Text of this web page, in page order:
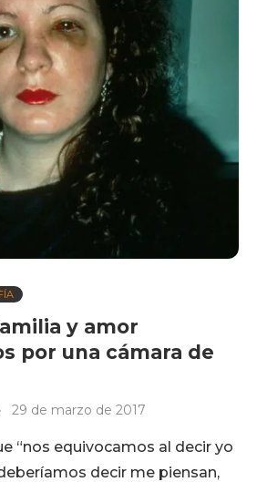
y amor
por una cámara de
29 de marzo de 2017
“nos equivocamos al decir yo
decir me piensan,